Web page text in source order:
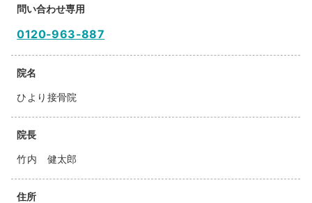
問い合わせ専用
0120-963-887
院名
ひより接骨院
院長
竹内 健太郎
住所